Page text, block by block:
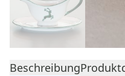
Beschreibung